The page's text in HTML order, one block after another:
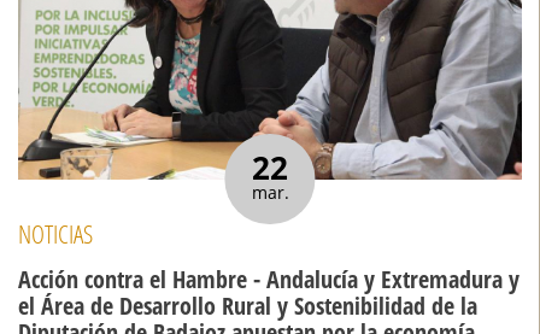
22
mar.
NOTICIAS
Acción contra el Hambre - Andalucía y Extremadura y
el Área de Desarrollo Rural y Sostenibilidad de la